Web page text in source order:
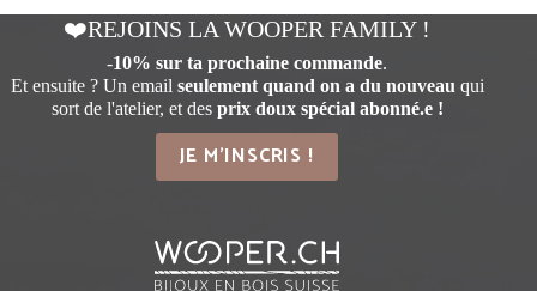
❤️REJOINS LA WOOPER FAMILY !
-10% sur ta prochaine commande.
Et ensuite ? Un email seulement quand on a du nouveau qui
sort de l'atelier, et des prix doux spécial abonné.e !
JE M'INSCRIS !